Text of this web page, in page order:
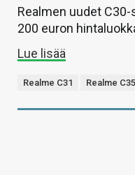
Realmen uudet
200 euron
Lue lisää
Realme C31 Realme C35